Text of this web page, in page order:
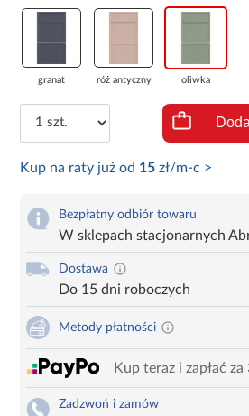
granat róż antyczny oliwka
Kup na raty już od 15 zł/m-c >
Bezpłatny odbiór towaru
W sklepach stacjonarnych
Dostawa
Do 15 dni roboczych
Metody płatności
Kup teraz i zapłać za
Zadzwoń i zamów